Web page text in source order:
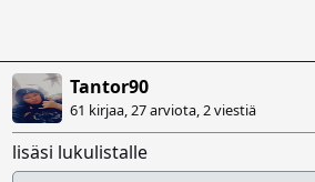
Tantor90
61 kirjaa, 27 arviota, 2 viestiä
lisäsi lukulistalle